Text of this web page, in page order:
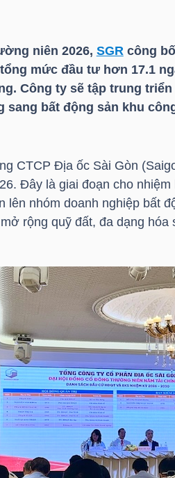
niên 2026, SGRcông
mức đầu tư hơn 17.1
Công ty sẽ tập trung
sang bất động sản khu
CTCP Địa ốc Sài Gòn
Đây là giai đoạn cho
lên nhóm doanh nghiệp bất
rộng quỹ đất, đa dạng hóa